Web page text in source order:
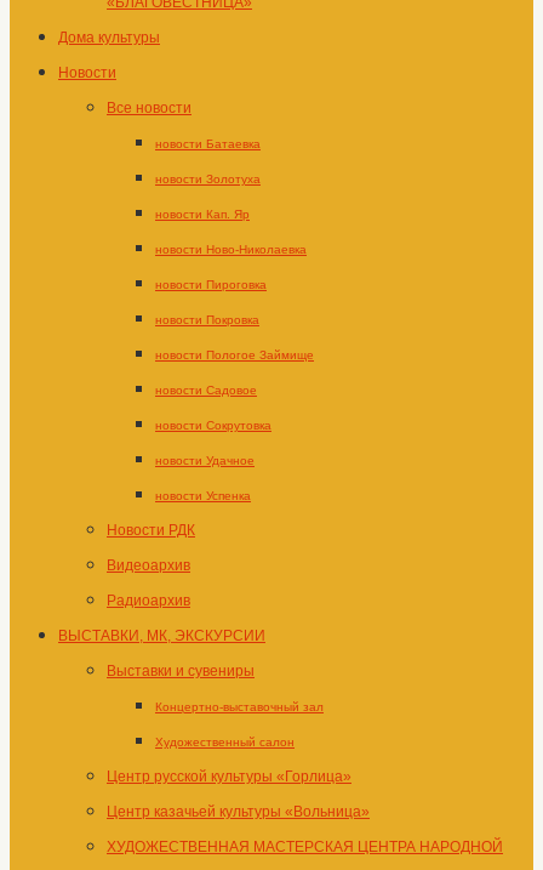
Дома культуры
Новости
Все новости
новости Батаевка
новости Золотуха
новости Кап. Яр
новости Ново-Николаевка
новости Пироговка
новости Покровка
новости Пологое Займище
новости Садовое
новости Сокрутовка
новости Удачное
новости Успенка
Новости РДК
Видеоархив
Радиоархив
ВЫСТАВКИ, МК, ЭКСКУРСИИ
Выставки и сувениры
Концертно-выставочный зал
Художественный салон
Центр русской культуры «Горлица»
Центр казачьей культуры «Вольница»
ХУДОЖЕСТВЕННАЯ МАСТЕРСКАЯ ЦЕНТРА НАРОДНОЙ